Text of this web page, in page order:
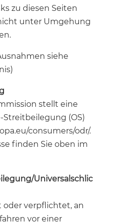
zu diesen Seiten
unter Umgehung
siehe
stellt eine
(OS)
consumers/odr/.
finden Sie oben im
Universalschlic
verpflichtet, an
vor einer